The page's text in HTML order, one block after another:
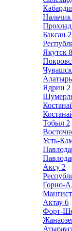
Нальчик
Баксан 2
Якутск 8
Алатырь
Ядрин 2
Тобыл 2
Усть-
Аксу 2
Горно-
Актау 6
Форт-